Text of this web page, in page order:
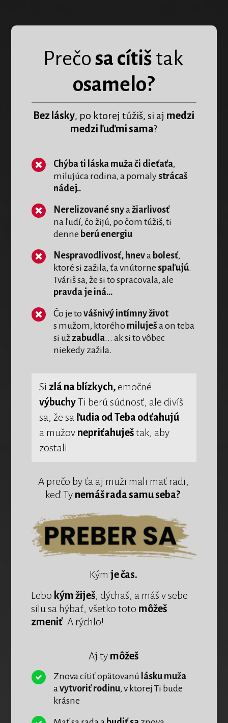
Prečosa cítiš tak
osamelo?
Bez lásky, po ktorej túžiš, si aj medzi
medzi ľuďmi sama?
Chýba ti láska muža či dieťaťa,
milujúca rodina, a pomalystrácaš
nádej..
Nerelizované snyažiarlivosť
na ľudí, čo žijú, po čom túžiš, ti
denne berú energiu
Nespravodlivosť, hneva bolesť,
ktoré si zažila, ťa vnútornespaľujú.
Tváriš sa, že si to spracovala, ale
pravda je iná...
Čo je továšnivý intímny život
s mužom, ktorého miluješ a on teba
si už zabudla... ak si to vôbec
niekedy zažila.
Si zlá na blízkych, emočné
výbuchyTi berú súdnosť, ale divíš
sa, že sa ľudia od Teba odťahujú
a mužov nepriťahuještak, aby
zostali.
A prečo by ťa aj muži mali mať radi,
keď Ty nemáš rada samu seba?
Kýmje čas.
Lebo kým žiješ, dýchaš, a máš v sebe
silu sa hýbať, všetko toto môžeš
zmeniť . A rýchlo!
Aj ty môžeš
Znova cítiť opätovanú lásku muža
avytvoriť rodinu, v ktorej Ti bude
krásne